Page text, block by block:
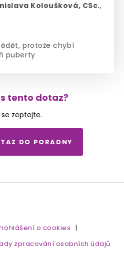
Koloušková, CSc.,
protože chybí
puberty
tento dotaz?
se zeptejte.
DO PORADNY
o cookies |
zpracování osobních údajů